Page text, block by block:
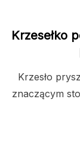
Krzesełko
Krzesło
znaczącym